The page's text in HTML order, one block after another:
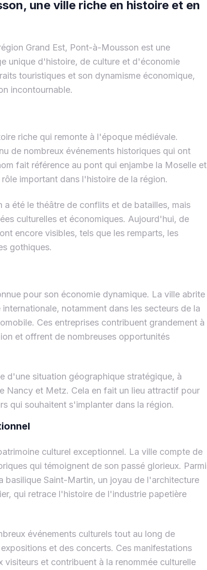
une ville riche en histoire et en
Grand Est, Pont-à-Mousson est une
unique d'histoire, de culture et d'économie
touristiques et son dynamisme économique,
incontournable.
riche qui remonte à l'époque médiévale.
de nombreux événements historiques qui ont
fait référence au pont qui enjambe la Moselle et
important dans l'histoire de la région.
été le théâtre de conflits et de batailles, mais
culturelles et économiques. Aujourd'hui, de
encore visibles, tels que les remparts, les
gothiques.
pour son économie dynamique. La ville abrite
notamment dans les secteurs de la
Ces entreprises contribuent grandement à
et offrent de nombreuses opportunités
d'une situation géographique stratégique, à
Nancy et Metz. Cela en fait un lieu attractif pour
qui souhaitent s'implanter dans la région.
culturel exceptionnel. La ville compte de
qui témoignent de son passé glorieux. Parmi
basilique Saint-Martin, un joyau de l'architecture
qui retrace l'histoire de l'industrie papetière
événements culturels tout au long de
et des concerts. Ces manifestations
visiteurs et contribuent à la renommée culturelle